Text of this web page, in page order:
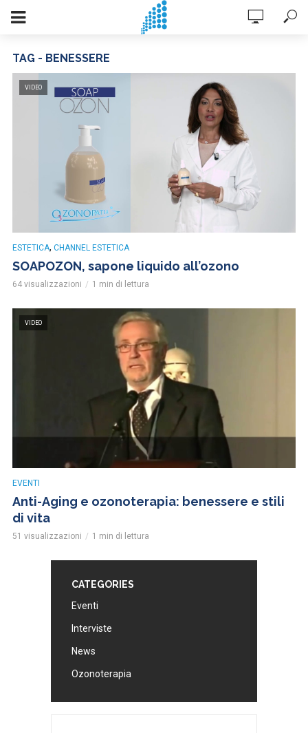
TAG - BENESSERE
VIDEO
ESTETICA, CHANNEL ESTETICA
SOAPOZON, sapone liquido all’ozono
64 visualizzazioni 1 min di lettura
VIDEO
EVENTI
Anti-Aging e ozonoterapia: benessere e stili
di vita
51 visualizzazioni 1 min di lettura
CATEGORIES
Eventi
Interviste
News
Ozonoterapia